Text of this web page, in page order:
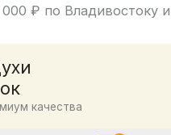
000 ₽ по Владивостоку и
качества